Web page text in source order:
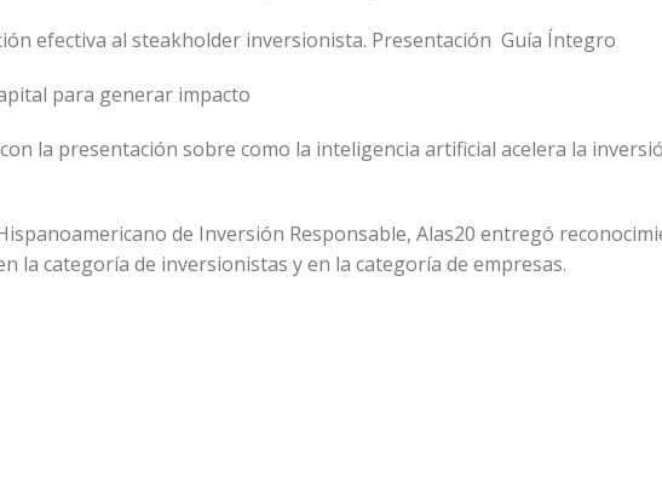
efectiva al steakholder inversionista. Presentación Guía Íntegro
para generar impacto
la presentación sobre como la inteligencia artificial acelera la
de Inversión Responsable, Alas20 entregó
la categoría de inversionistas y en la categoría de empresas.